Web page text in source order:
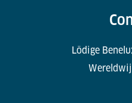
Lödige